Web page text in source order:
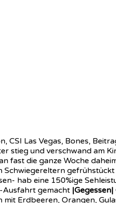
Las Vegas, Bones,
stieg und verschwand am
fast die ganze Woche
hab eine 150%ige
Ausfahrt gemacht |Gegessen|
Erdbeeren, Orangen,